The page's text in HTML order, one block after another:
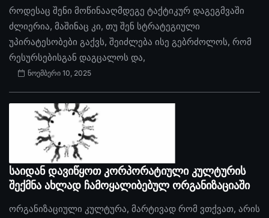
როდესაც შენი მოწინააღმდეგე ტაქტიკურ დაგეგმვაში
ძლიერია, მაშინაც კი, თუ შენ სტრატეგიული
უპირატესობები გაქვს, შეიძლება ისე გებრძოლოს, რომ
რესურსებისგან დაგცალოს და,
ნოემბერი 10, 2025
საიდან დავიწყოთ კორპორატიული კულტურის
შექმნა ახლად ჩამოყალიბებულ ორგანიზაციაში
ორგანიზაციული კულტურა, მარტივად რომ ვთქვათ, არის